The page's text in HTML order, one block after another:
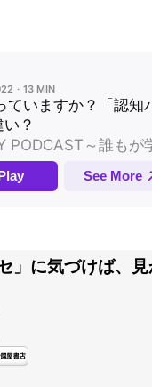
」に気づけば、